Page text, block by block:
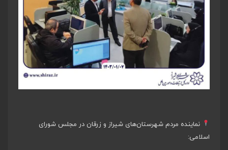
نماینده مردم شهرستان‌های شیراز و زرقان در مجلس شورای
اسلامی: